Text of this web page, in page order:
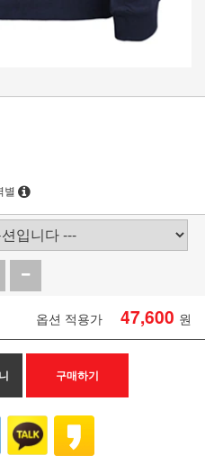
별
옵션 적용가 47,600 원
구매하기